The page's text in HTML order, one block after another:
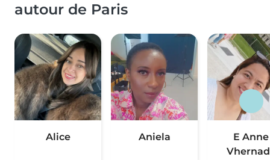
autour de Paris
Alice Aniela
E Anne